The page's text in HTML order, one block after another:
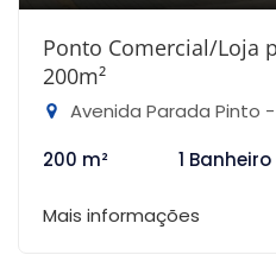
Ponto Comercial/Loja
200m²
Avenida Parada Pinto - Vila
200 m²
1 Banheiro
Mais informações